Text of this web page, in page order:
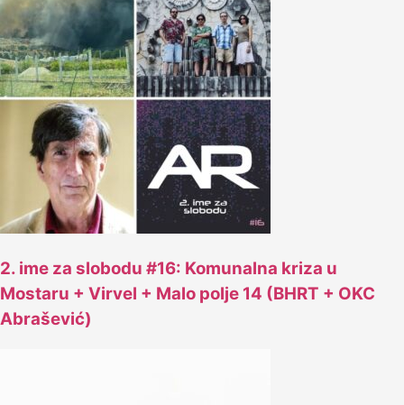
2. ime za slobodu #16: Komunalna kriza u
Mostaru + Virvel + Malo polje 14 (BHRT + OKC
Abrašević)